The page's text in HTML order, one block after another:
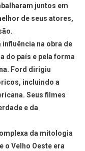
juntos em
de seus atores,
na obra de
do país e pela forma
Ford dirigiu
incluindo a
Seus filmes
e da
da mitologia
o Velho Oeste era